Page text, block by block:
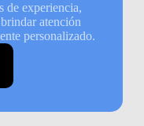
de experiencia,
atención
personalizado.